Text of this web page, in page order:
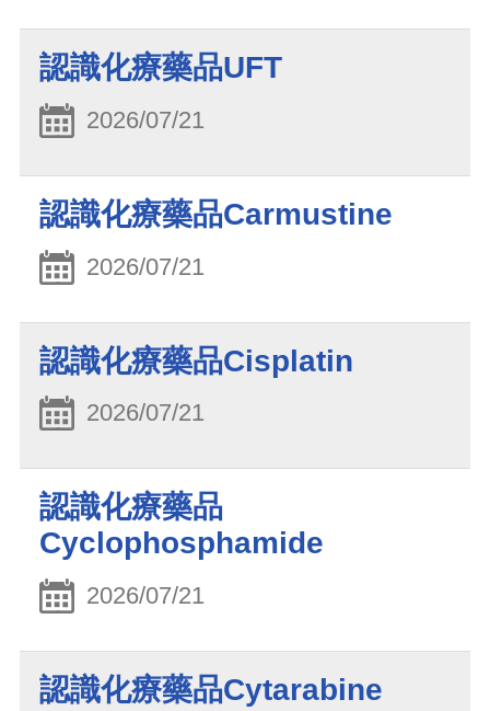
認識化療藥品UFT
2026/07/21
認識化療藥品Carmustine
2026/07/21
認識化療藥品Cisplatin
2026/07/21
認識化療藥品
Cyclophosphamide
2026/07/21
認識化療藥品Cytarabine